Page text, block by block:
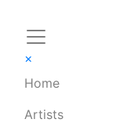
×
Home
Artists